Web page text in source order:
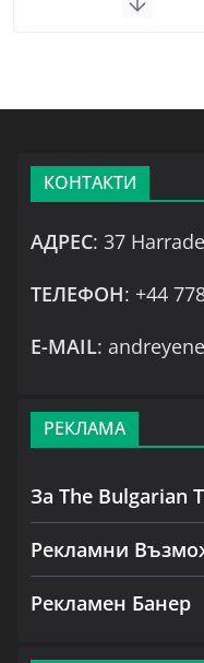
КОНТАКТИ
АДРЕС: 37
ТЕЛЕФОН: +44
Е-MAIL:
РЕКЛАМА
За The Bulgarian
Рекламни
Рекламен Банер